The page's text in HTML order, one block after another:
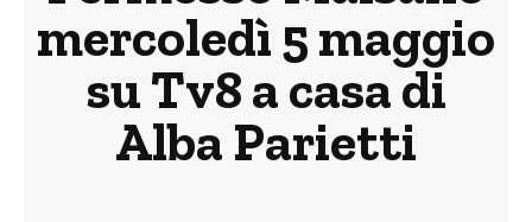
mercoledì 5 maggio
su Tv8 a casa di
Alba Parietti